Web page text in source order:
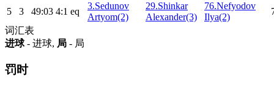
5 3 49:03 4:1 eq
3.Sedunov
Artyom(2)
29.Shinkar
Alexander(3)
76.Nefyodov
Ilya(2)
词汇表
进球- 进球, 局 - 局
罚时